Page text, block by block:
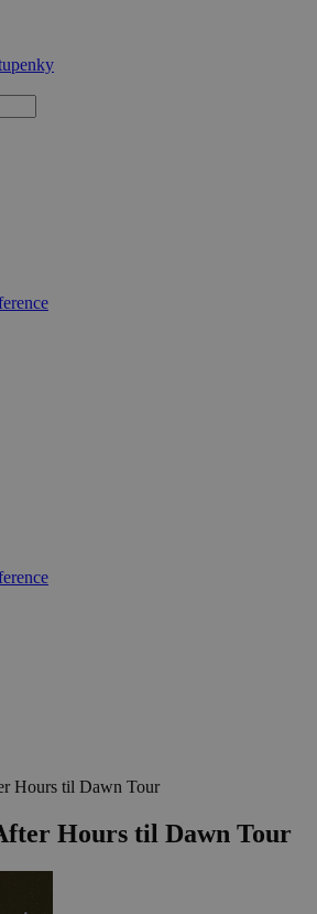
Hours til Dawn Tour
Hours til Dawn Tour